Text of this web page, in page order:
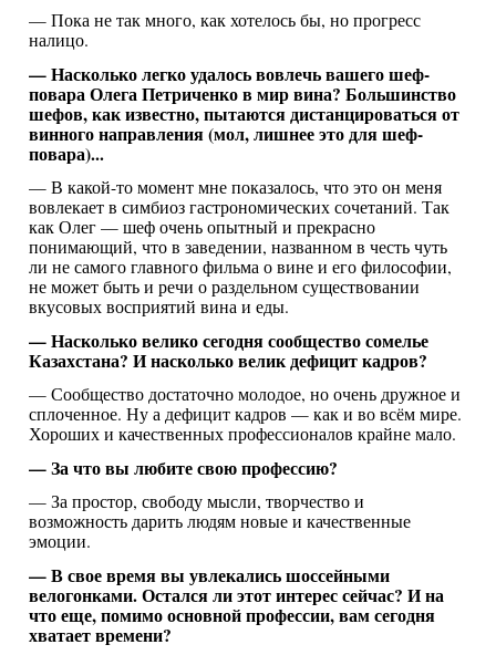
— Пока не так много, как хотелось бы, но прогресс
налицо.
— Насколько легко удалось вовлечь вашего шеф-
повара Олега Петриченко в мир вина? Большинство
шефов, как известно, пытаются дистанцироваться от
винного направления (мол, лишнее это для шеф-
повара)...
— В какой-то момент мне показалось, что это он меня
вовлекает в симбиоз гастрономических сочетаний. Так
как Олег — шеф очень опытный и прекрасно
понимающий, что в заведении, названном в честь чуть
ли не самого главного фильма о вине и его философии,
не может быть и речи о раздельном существовании
вкусовых восприятий вина и еды.
— Насколько велико сегодня сообщество сомелье
Казахстана? И насколько велик дефицит кадров?
— Сообщество достаточно молодое, но очень дружное и
сплоченное. Ну а дефицит кадров — как и во всём мире.
Хороших и качественных профессионалов крайне мало.
— За что вы любите свою профессию?
— За простор, свободу мысли, творчество и
возможность дарить людям новые и качественные
эмоции.
— В свое время вы увлекались шоссейными
велогонками. Остался ли этот интерес сейчас? И на
что еще, помимо основной профессии, вам сегодня
хватает времени?